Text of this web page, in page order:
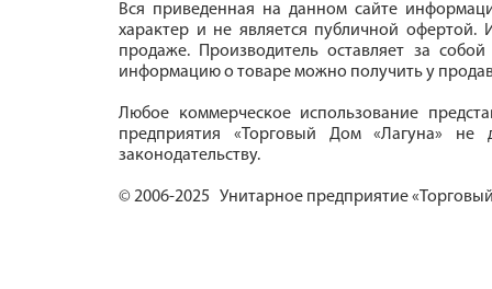
Вся приведенная на данном сайте
характер и не является публичной офертой.
продаже. Производитель оставляет за
информацию о товаре можно получить у
Любое коммерческое использование
предприятия «Торговый Дом «Лагуна» не
законодательству.
© 2006-2025 Унитарное предприятие